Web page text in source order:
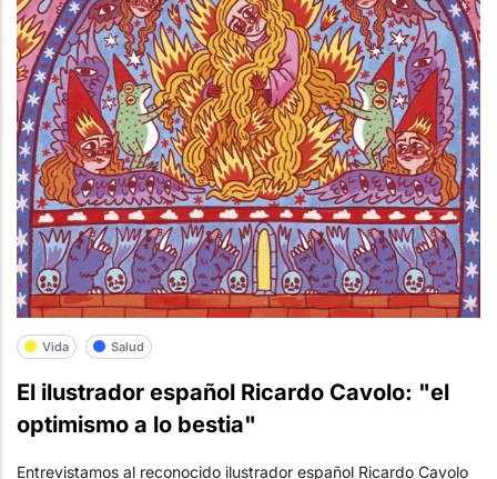
Vida Salud
El ilustrador español Ricardo Cavolo: "el
optimismo a lo bestia"
Entrevistamos al reconocido ilustrador español Ricardo Cavolo